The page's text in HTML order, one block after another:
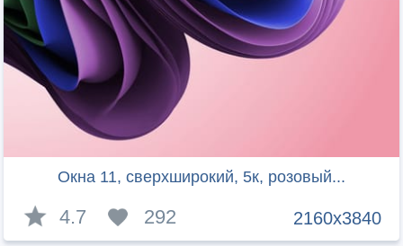
Окна 11, сверхширокий, 5к, розовый...
2160x3840
4.7 292